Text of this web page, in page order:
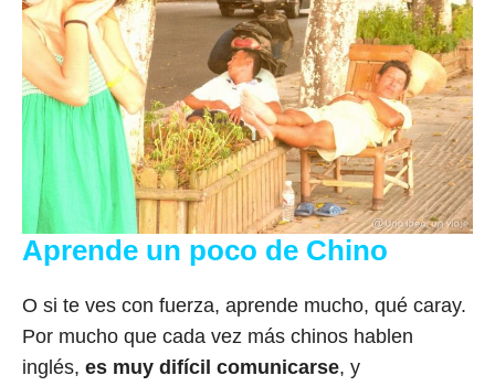
Aprende un poco de Chino
O si te ves con fuerza, aprende mucho, qué caray.
Por mucho que cada vez más chinos hablen
inglés, es muy difícil comunicarse, y